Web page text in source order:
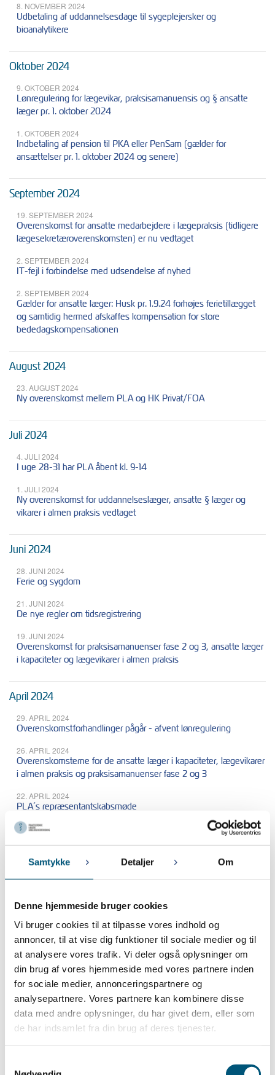
Samtykke Detaljer Om
Denne hjemmeside bruger cookies
Vi bruger cookies til at tilpasse vores indhold og
annoncer, til at vise dig funktioner til sociale medier og til
at analysere vores trafik. Vi deler også oplysninger om
din brug af vores hjemmeside med vores partnere inden
for sociale medier, annonceringspartnere og
analysepartnere. Vores partnere kan kombinere disse
data med andre oplysninger, du har givet dem, eller som
de har indsamlet fra din brug af deres tjenester.
8. NOVEMBER 2024
Udbetaling af uddannelsesdage til sygeplejersker og
bioanalytikere
Oktober 2024
9. OKTOBER 2024
Lønregulering for lægevikar, praksisamanuensis og § ansatte
læger pr. 1. oktober 2024
1. OKTOBER 2024
Indbetaling af pension til PKA eller PenSam (gælder for
ansættelser pr. 1. oktober 2024 og senere)
September 2024
19. SEPTEMBER 2024
Overenskomst for ansatte medarbejdere i lægepraksis (tidligere
lægesekretæroverenskomsten) er nu vedtaget
2. SEPTEMBER 2024
IT-fejl i forbindelse med udsendelse af nyhed
2. SEPTEMBER 2024
Gælder for ansatte læger: Husk pr. 1.9.24 forhøjes ferietillægget
og samtidig hermed afskaffes kompensation for store
bededagskompensationen
August 2024
23. AUGUST 2024
Ny overenskomst mellem PLA og HK Privat/FOA
Juli 2024
4. JULI 2024
I uge 28-31 har PLA åbent kl. 9-14
1. JULI 2024
Ny overenskomst for uddannelseslæger, ansatte § læger og
vikarer i almen praksis vedtaget
Juni 2024
28. JUNI 2024
Ferie og sygdom
21. JUNI 2024
De nye regler om tidsregistrering
19. JUNI 2024
Overenskomst for praksisamanuenser fase 2 og 3, ansatte læger
i kapaciteter og lægevikarer i almen praksis
April 2024
29. APRIL 2024
Overenskomstforhandlinger pågår - afvent lønregulering
26. APRIL 2024
Overenskomsterne for de ansatte læger i kapaciteter, lægevikarer
i almen praksis og praksisamanuenser fase 2 og 3
22. APRIL 2024
PLA´s repræsentantskabsmøde
Marts 2024
21. MARTS 2024
Januar 2024
26. JANUAR 2024
Nye regler om tidsregistrering vedtaget
18. JANUAR 2024
Indsamling af forslag til krav til fornyelse af overenskomsten for
lægesekretærer ansat i lægepraksis
18. JANUAR 2024
Indsamling af forslag til krav til fornyelse af overenskomsterne for:
Praksisamanuenser fase 2 og 3, Ansatte speciallæger i
kapaciteter og Lægevikarer
5. JANUAR 2024